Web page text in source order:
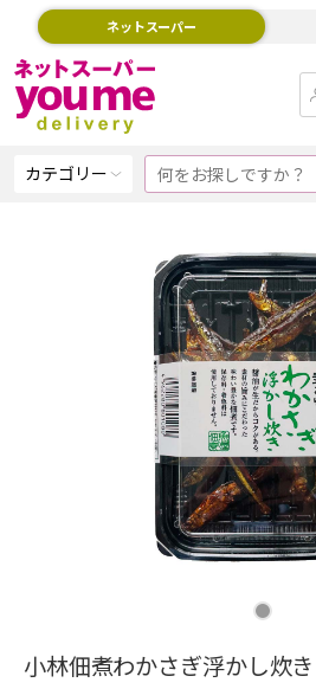
ネットスーパー
カテゴリー
小林佃煮わかさぎ浮かし炊